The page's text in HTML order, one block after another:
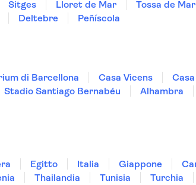
Sitges Lloret de Mar Tossa de Mar
Deltebre
Peñíscola
di Barcellona Casa Vicens
Stadio Santiago Bernabéu Alhambra
Egitto Italia Giappone
Thailandia Tunisia Turchia